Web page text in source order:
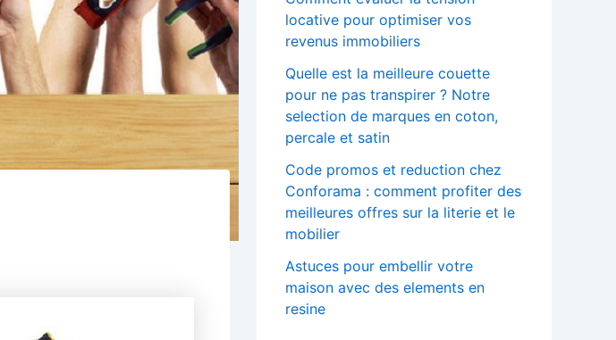
locative pour optimiser vos
revenus immobiliers
Quelle est la meilleure couette
pour ne pas transpirer ? Notre
selection de marques en coton,
percale et satin
Code promos et reduction chez
Conforama : comment profiter des
meilleures offres sur la literie et le
mobilier
Astuces pour embellir votre
maison avec des elements en
resine